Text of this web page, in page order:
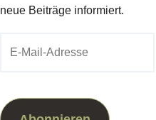
neue Beiträge informiert.